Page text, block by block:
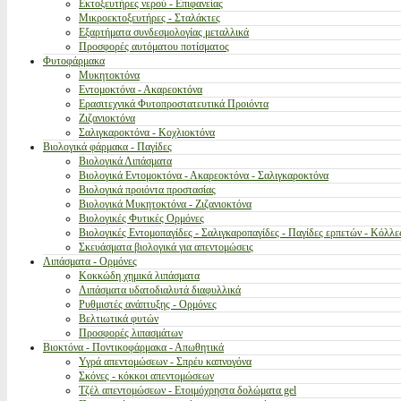
Εκτοξευτήρες νερού - Επιφανείας
Μικροεκτοξευτήρες - Σταλάκτες
Εξαρτήματα συνδεσμολογίας μεταλλικά
Προσφορές αυτόματου ποτίσματος
Φυτοφάρμακα
Μυκητοκτόνα
Εντομοκτόνα - Ακαρεοκτόνα
Ερασιτεχνικά Φυτοπροστατευτικά Προιόντα
Ζιζανιοκτόνα
Σαλιγκαροκτόνα - Κοχλιοκτόνα
Βιολογικά φάρμακα - Παγίδες
Βιολογικά Λιπάσματα
Βιολογικά Εντομοκτόνα - Ακαρεοκτόνα - Σαλιγκαροκτόνα
Βιολογικά προιόντα προστασίας
Βιολογικά Μυκητοκτόνα - Ζιζανιοκτόνα
Βιολογικές Φυτικές Ορμόνες
Βιολογικές Εντομοπαγίδες - Σαλιγκαροπαγίδες - Παγίδες ερπετών -
Σκευάσματα βιολογικά για απεντομώσεις
Λιπάσματα - Ορμόνες
Κοκκώδη χημικά λιπάσματα
Λιπάσματα υδατοδιαλυτά διαφυλλικά
Ρυθμιστές ανάπτυξης - Ορμόνες
Βελτιωτικά φυτών
Προσφορές λιπασμάτων
Βιοκτόνα - Ποντικοφάρμακα - Απωθητικά
Υγρά απεντομώσεων - Σπρέυ καπνογόνα
Σκόνες - κόκκοι απεντομώσεων
Τζέλ απεντομώσεων - Ετοιμόχρηστα δολώματα gel